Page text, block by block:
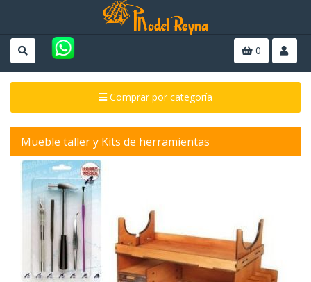
0
Comprar por categoría
Mueble taller y Kits de herramientas